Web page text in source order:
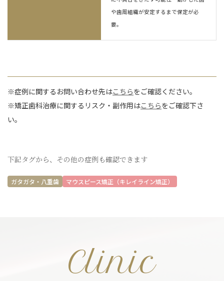
や歯周組織が安定するまで保定が必
要。
※症例に関するお問い合わせ先はこちらをご確認ください。
※矯正歯科治療に関するリスク・副作用はこちらをご確認下さ
い。
下記タグから、その他の症例も確認できます
ガタガタ・八重歯 マウスピース矯正（キレイライン矯正）
Clinic